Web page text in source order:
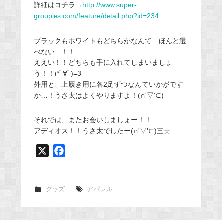
詳細はコチラ→ http://www.super-
groupies.com/feature/detail.php?id=234
ブラックもホワイトもどちらかなんて…ほんと選
べない…！！
ええい！！どちらも手に入れてしまいましょ
う！！(*ﾟ∀ﾟ)=3
外用と、上履き用に各2足ずつなんていかがです
か…！うさ太はよくやりますよ！(∩'▽'⊂)
それでは、またお会いしましょー！！
アディオス！！うさ太でしたー(∩'▽'⊂)三☆
グッズ アパレル